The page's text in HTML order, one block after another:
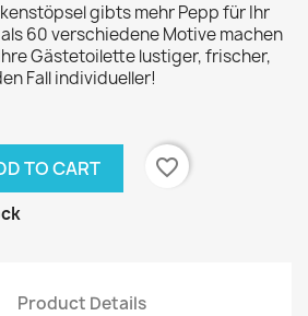
gibts mehr Pepp für Ihr
60 verschiedene Motive machen
Gästetoilette lustiger, frischer,
Fall individueller!
TO CART
favorite_border
Product Details